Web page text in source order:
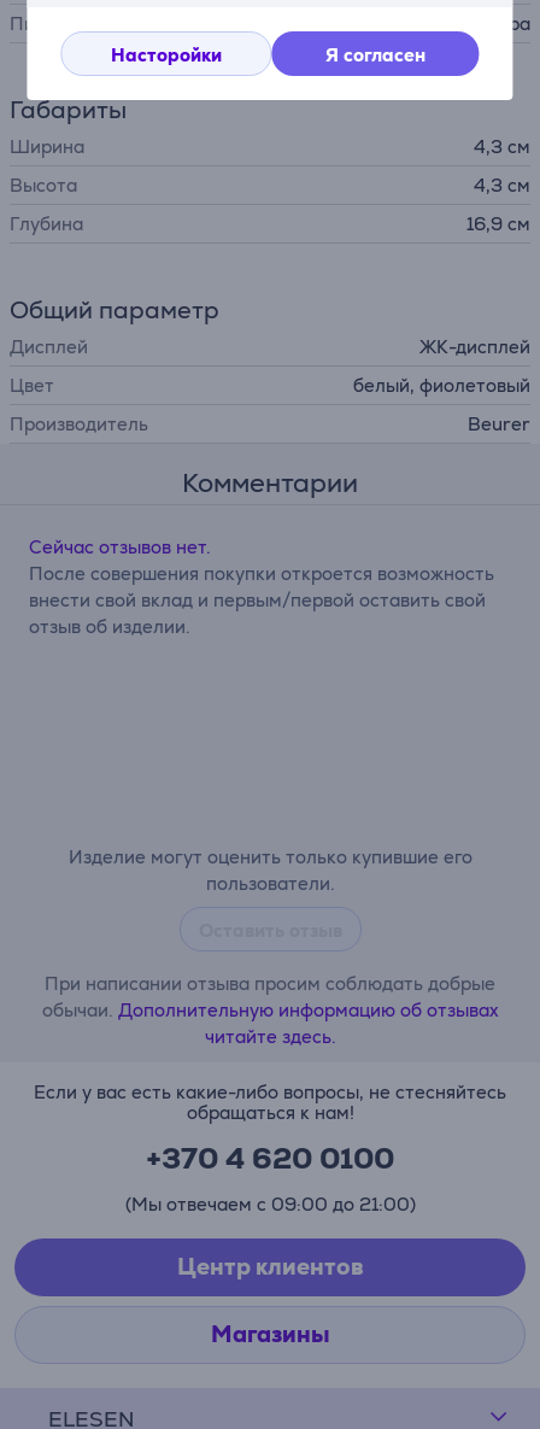
Насторойки Я согласен
Питание
от аккумулятора
Габариты
Ширина
4,3 см
Высота
4,3 см
Глубина
16,9 см
Общий параметр
Дисплей
ЖК-дисплей
Цвет
белый, фиолетовый
Производитель
Beurer
Комментарии
Изделие могут оценить только купившие его
пользователи.
При написании отзыва просим соблюдать добрые
обычаи. Дополнительную информацию об отзывах
читайте здесь.
Сейчас отзывов нет.
После совершения покупки откроется возможность
внести свой вклад и первым/первой оставить свой
отзыв об изделии.
ELESEN
Если у вас есть какие-либо вопросы, не стесняйтесь
обращаться к нам!
+370 4 620 0100
(Мы отвечаем с 09:00 до 21:00)
Центр клиентов
Магазины